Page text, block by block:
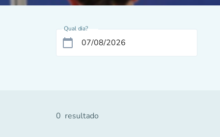
Qual dia?
calendar_today
0 resultado